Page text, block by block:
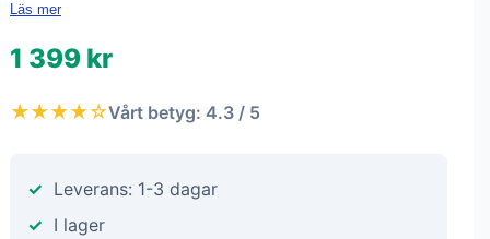
Läs mer
1 399 kr
★★★★☆Vårt betyg: 4.3 / 5
Leverans: 1-3 dagar
I lager